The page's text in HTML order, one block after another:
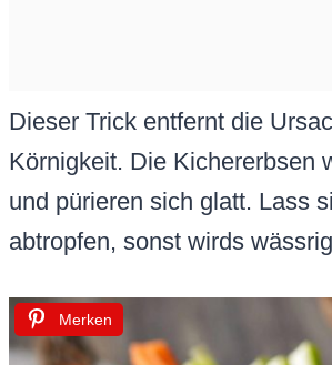
Dieser Trick entfernt die
Körnigkeit. Die Kichererbsen
und pürieren sich glatt. Lass
abtropfen, sonst wirds
Merken